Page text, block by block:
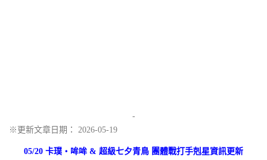
-
※更新文章日期： 2026-05-19
05/20 卡璞・哞哞 & 超級七夕青鳥 團體戰打手剋星資訊更新